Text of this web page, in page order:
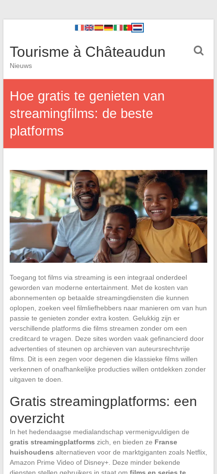
Tourisme à Châteaudun
Nieuws
Hoe gratis te genieten van
streamingfilms: de beste
platforms
Toegang tot films via streaming is een integraal onderdeel
geworden van moderne entertainment. Met de kosten van
abonnementen op betaalde streamingdiensten die kunnen
oplopen, zoeken veel filmliefhebbers naar manieren om van hun
passie te genieten zonder extra kosten. Gelukkig zijn er
verschillende platforms die films streamen zonder om een
creditcard te vragen. Deze sites worden vaak gefinancierd door
advertenties of steunen op archieven van auteursrechtvrije
films. Dit is een zegen voor degenen die klassieke films willen
verkennen of onafhankelijke producties willen ontdekken zonder
uitgaven te doen.
Gratis streamingplatforms: een
overzicht
In het hedendaagse medialandschap vermenigvuldigen de
gratis streamingplatforms zich, en bieden ze Franse
huishoudens alternatieven voor de marktgiganten zoals Netflix,
Amazon Prime Video of Disney+. Deze minder bekende